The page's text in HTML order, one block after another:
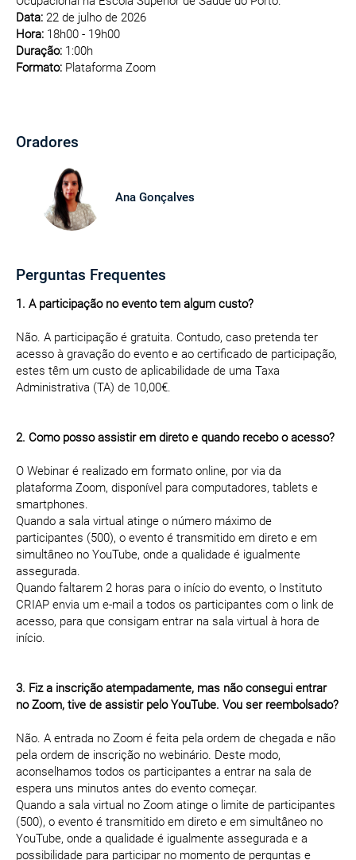
Data: 22 de julho de 2026
Hora: 18h00 - 19h00
Duração: 1:00h
Formato: Plataforma Zoom
Oradores
Ana Gonçalves
Perguntas Frequentes
1. A participação no evento tem algum custo?
Não. A participação é gratuita. Contudo, caso pretenda ter
acesso à gravação do evento e ao certificado de participação,
estes têm um custo de aplicabilidade de uma Taxa
Administrativa (TA) de 10,00€.
2. Como posso assistir em direto e quando recebo o acesso?
O Webinar é realizado em formato online, por via da
plataforma Zoom, disponível para computadores, tablets e
smartphones.
Quando a sala virtual atinge o número máximo de
participantes (500), o evento é transmitido em direto e em
simultâneo no YouTube, onde a qualidade é igualmente
assegurada.
Quando faltarem 2 horas para o início do evento, o Instituto
CRIAP envia um e-mail a todos os participantes com o link de
acesso, para que consigam entrar na sala virtual à hora de
início.
3. Fiz a inscrição atempadamente, mas não consegui entrar
no Zoom, tive de assistir pelo YouTube. Vou ser reembolsado?
Não. A entrada no Zoom é feita pela ordem de chegada e não
pela ordem de inscrição no webinário. Deste modo,
aconselhamos todos os participantes a entrar na sala de
espera uns minutos antes do evento começar.
Quando a sala virtual no Zoom atinge o limite de participantes
(500), o evento é transmitido em direto e em simultâneo no
YouTube, onde a qualidade é igualmente assegurada e a
possibilidade para participar no momento de perguntas e